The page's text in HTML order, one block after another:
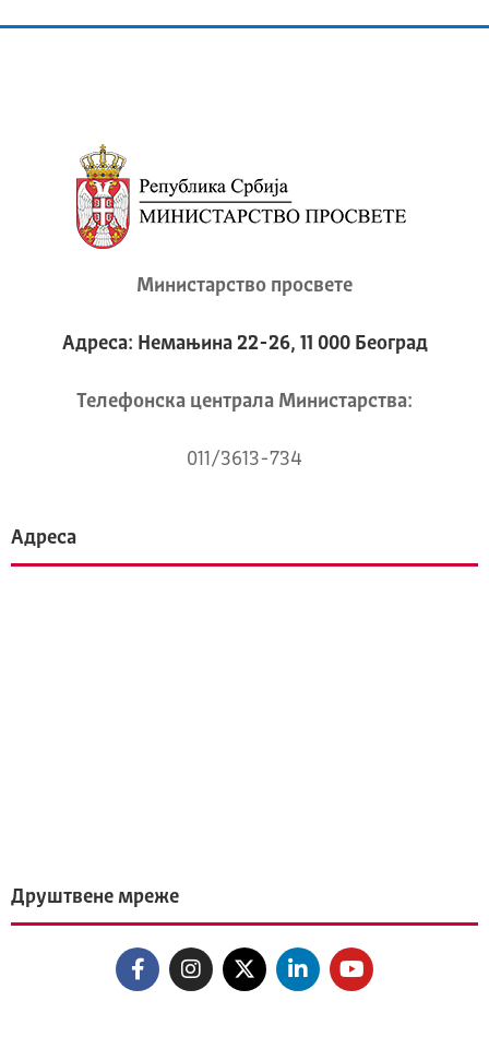
Министарство просвете
Адреса: Немањина 22-26, 11 000 Београд
Телeфонска централа Mинистарства:
011/3613-734
Адреса
Друштвене мреже